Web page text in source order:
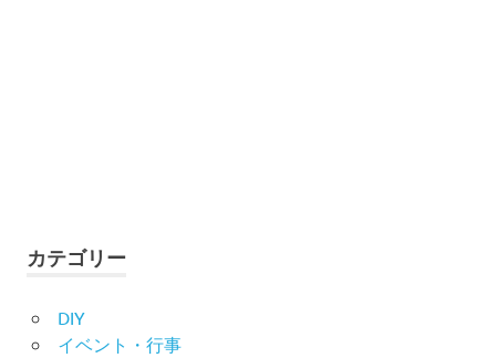
カテゴリー
DIY
イベント・行事